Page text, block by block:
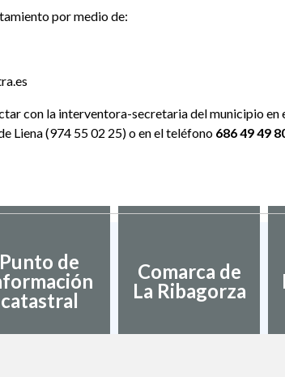
por medio de:
con la interventora-secretaria del municipio en
Liena (974 55 02 25) o en el teléfono 686 49 49
Punto de
catastral
Comarca de
La Ribagorza